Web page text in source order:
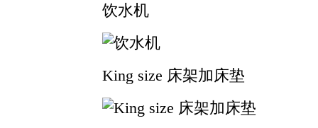
饮水机
King size 床架加床垫